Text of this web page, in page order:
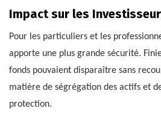
Impact sur les
Pour les particuliers et les
apporte une plus grande sécurité.
fonds pouvaient disparaître sans
matière de ségrégation des actifs et
protection.